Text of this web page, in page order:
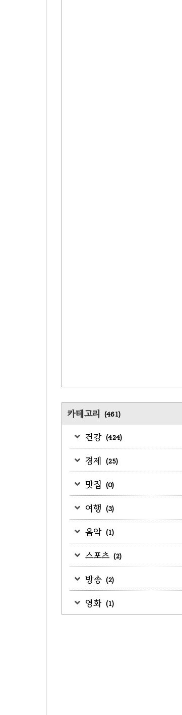
카테고리 (461)
건강 (424)
경제 (25)
맛집 (0)
여행 (3)
음악 (1)
스포츠 (2)
방송 (2)
영화 (1)